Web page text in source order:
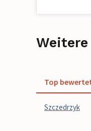
Top
Szczedrzyk